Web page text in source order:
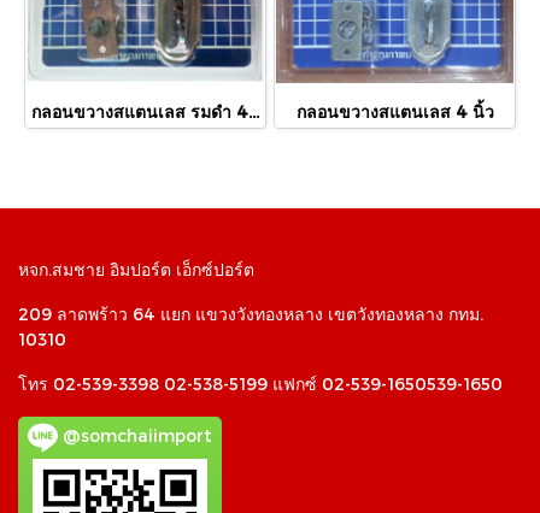
กลอนขวางสแตนเลส รมดำ 4 นิ้ว กลอนขวางสแตนเลส 4 นิ้ว
หจก.สมชาย อิมปอร์ต เอ็กซ์ปอร์ต
209 ลาดพร้าว 64 แยก แขวงวังทองหลาง เขตวังทองหลาง กทม.
10310
โทร 02-539-3398 02-538-5199 แฟกซ์ 02-539-1650539-1650
@somchaiimport